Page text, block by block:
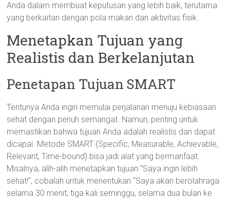
Anda dalam membuat keputusan yang lebih baik, terutama
yang berkaitan dengan pola makan dan aktivitas fisik.
Menetapkan Tujuan yang
Realistis dan Berkelanjutan
Penetapan Tujuan SMART
Tentunya Anda ingin memulai perjalanan menuju kebiasaan
sehat dengan penuh semangat. Namun, penting untuk
memastikan bahwa tujuan Anda adalah realistis dan dapat
dicapai. Metode SMART (Specific, Measurable, Achievable,
Relevant, Time-bound) bisa jadi alat yang bermanfaat.
Misalnya, alih-alih menetapkan tujuan “Saya ingin lebih
sehat!”, cobalah untuk menentukan “Saya akan berolahraga
selama 30 menit, tiga kali seminggu, selama dua bulan ke